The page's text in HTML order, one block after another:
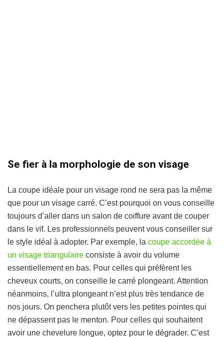
Se fier à la morphologie de son visage
La coupe idéale pour un visage rond ne sera pas la même
que pour un visage carré. C’est pourquoi on vous conseille
toujours d’aller dans un salon de coiffure avant de couper
dans le vif. Les professionnels peuvent vous conseiller sur
le style idéal à adopter. Par exemple, la coupe accordée à
un visage triangulaire consiste à avoir du volume
essentiellement en bas. Pour celles qui préfèrent les
cheveux courts, on conseille le carré plongeant. Attention
néanmoins, l’ultra plongeant n’est plus très tendance de
nos jours. On penchera plutôt vers les petites pointes qui
ne dépassent pas le menton. Pour celles qui souhaitent
avoir une chevelure longue, optez pour le dégrader. C’est